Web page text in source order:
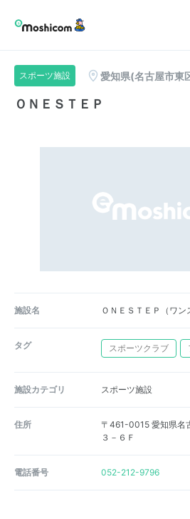
スポーツ施設 愛知県(名古屋市東
ＯＮＥＳＴＥＰ
施設名 ＯＮＥＳＴＥＰ（ワン
タグ スポーツクラブ
施設カテゴリ スポーツ施設
住所
〒461-0015 愛知県名
３－６Ｆ
電話番号 052-212-9796